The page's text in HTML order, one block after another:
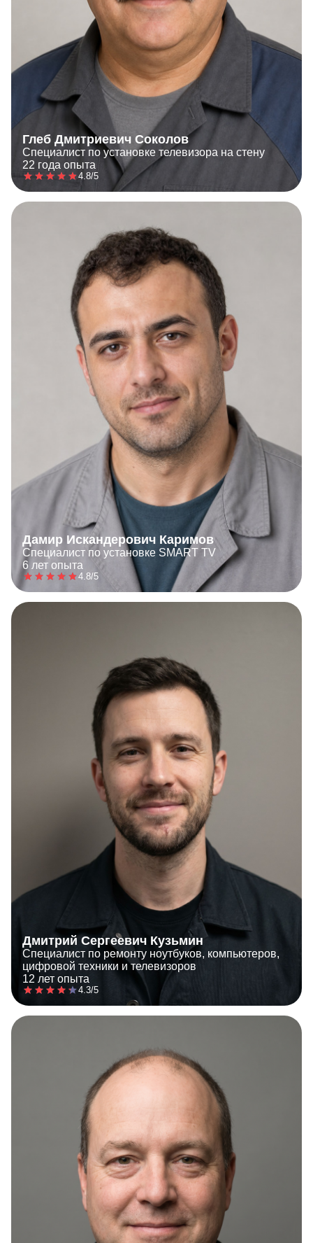
Глеб Дмитриевич Соколов
Специалист по установке телевизора на стену
22 года опыта
4.8/5
Дамир Искандерович Каримов
Специалист по установке SMART TV
6 лет опыта
4.8/5
Дмитрий Сергеевич Кузьмин
Специалист по ремонту ноутбуков, компьютеров,
цифровой техники и телевизоров
12 лет опыта
4.3/5